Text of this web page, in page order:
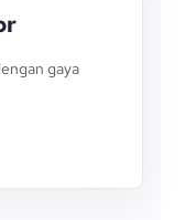
gaya